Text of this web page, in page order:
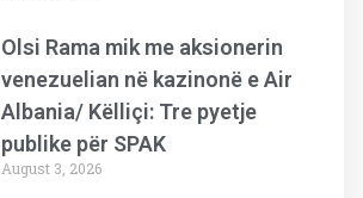
Olsi Rama mik me aksionerin
venezuelian në kazinonë e Air
Albania/ Këlliçi: Tre pyetje
publike për SPAK
August 3, 2026